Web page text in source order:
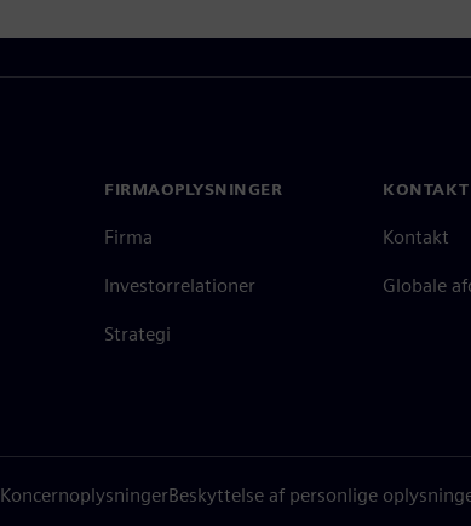
FIRMAOPLYSNINGER
Firma
Investorrelationer
Strategi
Kontakt
Globale
KoncernoplysningerBeskyttelse af personlige